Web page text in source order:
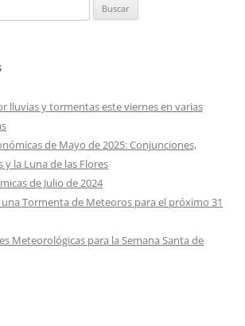
lluvias y tormentas este viernes en varias
de Mayo de 2025: Conjunciones,
la Luna de las Flores
de Julio de 2024
una Tormenta de Meteoros para el próximo 31
Meteorológicas para la Semana Santa de